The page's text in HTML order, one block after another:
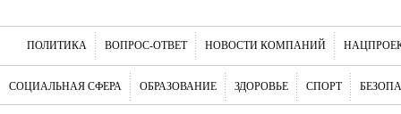
ПОЛИТИКА ВОПРОС-ОТВЕТ НОВОСТИ КОМПАНИЙ
СОЦИАЛЬНАЯ СФЕРА ОБРАЗОВАНИЕ ЗДОРОВЬЕ СПОРТ